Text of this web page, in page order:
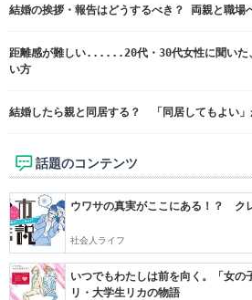
結婚の挨拶・報告はどうするべき？ 両親と職場
距離感が難しい......20代・30代女性に聞いた
い方
結婚したら親と同居する？ 「同居してもよい」
話題のコンテンツ
ウワサの真実がここにある！？ ク
社会人ライフ
いつでもわたしは前を向く。「女の
リ・大学生リカの物語